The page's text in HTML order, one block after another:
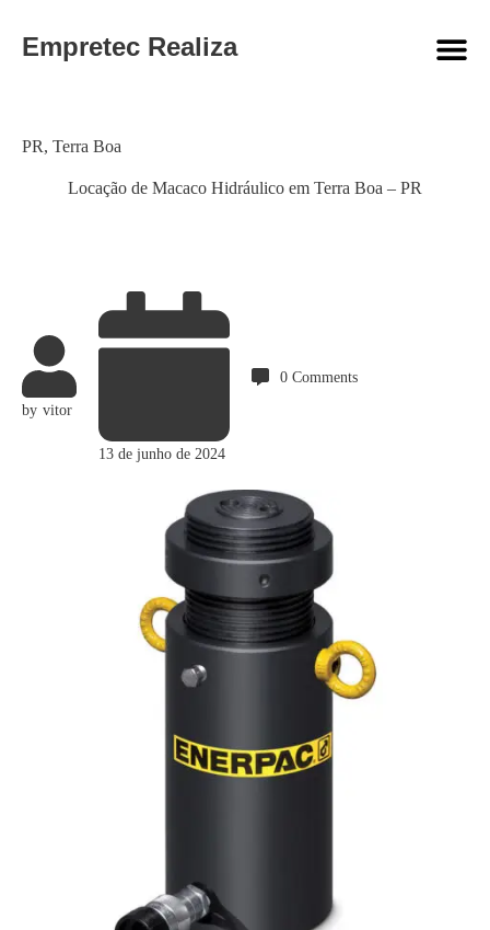
Empretec Realiza
Locação de Macaco Hidráulico em Terra Boa – PR
Category
PR, Terra Boa
by vitor
13 de junho de 2024
0 Comments